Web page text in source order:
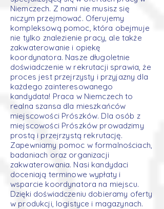
Niemczech. Z nami nie musisz się
niczym przejmować. Oferujemy
kompleksową pomoc, która obejmuje
nie tylko znalezienie pracy, ale także
zakwaterowanie i opiekę
koordynatora. Nasze długoletnie
doświadczenie w rekrutacji sprawia, że
proces jest przejrzysty i przyjazny dla
każdego zainteresowanego
kandydata! Praca w Niemczech to
realna szansa dla mieszkańców
miejscowości Prószków. Dla osób z
miejscowości Prószków prowadzimy
prostą i przejrzystą rekrutację.
Zapewniamy pomoc w formalnościach,
badaniach oraz organizacji
zakwaterowania. Nasi kandydaci
doceniają terminowe wypłaty i
wsparcie koordynatora na miejscu.
Dzięki doświadczeniu dobieramy oferty
w produkcji, logistyce i magazynach.